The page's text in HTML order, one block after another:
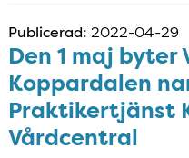
Publicerad: 2022-04-29
Den 1 maj byter
Koppardalen
Praktikertjänst
Vårdcentral